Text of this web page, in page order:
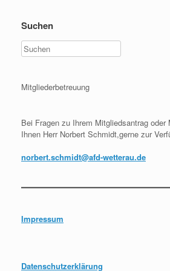
Suchen
Mitgliederbetreuung
Bei Fragen zu Ihrem Mitgliedsantrag
Ihnen Herr Norbert Schmidt,gerne zur
norbert.schmidt@afd-wetterau.de
Impressum
Datenschutzerklärung